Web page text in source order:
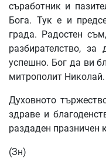
съработник и
Бога. Тук е и
града. Радостен
разбирателство,
успешно. Бог да ви
митрополит Николай.
Духовното
здраве и
раздаден празничен
(Зн)